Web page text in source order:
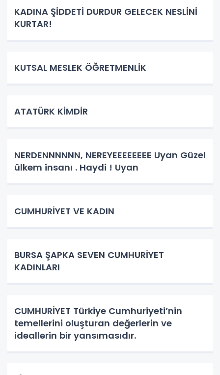
KADINA ŞİDDETİ DURDUR GELECEK NESLİNİ
KURTAR!
KUTSAL MESLEK ÖĞRETMENLİK
ATATÜRK KİMDİR
NERDENNNNNN, NEREYEEEEEEEE Uyan Güzel
ülkem insanı . Haydi ! Uyan
CUMHURİYET VE KADIN
BURSA ŞAPKA SEVEN CUMHURİYET
KADINLARI
CUMHURİYET Türkiye Cumhuriyeti’nin
temellerini oluşturan değerlerin ve
ideallerin bir yansımasıdır.